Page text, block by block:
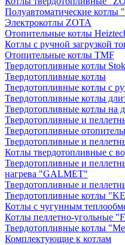
Полуавтоматические котлы
Электрокотлы ZOTA
Отопительные котлы
Котлы с ручной загрузкой
Отопительные котлы TMF
Твердотопливные котлы
Твердотопливные котлы
Твердотопливные котлы с
Твердотопливные котлы
Твердотопливные котлы на
Твердотопливные и
Твердотопливные
Твердотопливные и
Котлы твердотопливные с
Твердотопливные и
нагрева "GALMET"
Твердотопливные и
Твердотопливные котлы
Котлы с чугунным
Котлы пеллетно-угольные
Твердотопливные котлы
Комплектующие к котлам